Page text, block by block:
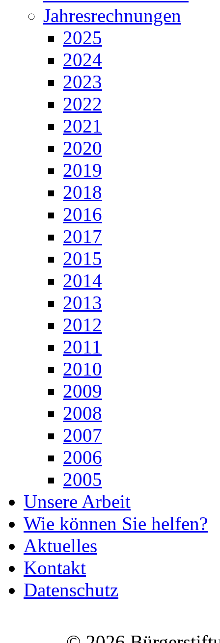
Jahresrechnungen
2025
2024
2023
2022
2021
2020
2019
2018
2016
2017
2015
2014
2013
2012
2011
2010
2009
2008
2007
2006
2005
Unsere Arbeit
Wie können Sie helfen?
Aktuelles
Kontakt
Datenschutz